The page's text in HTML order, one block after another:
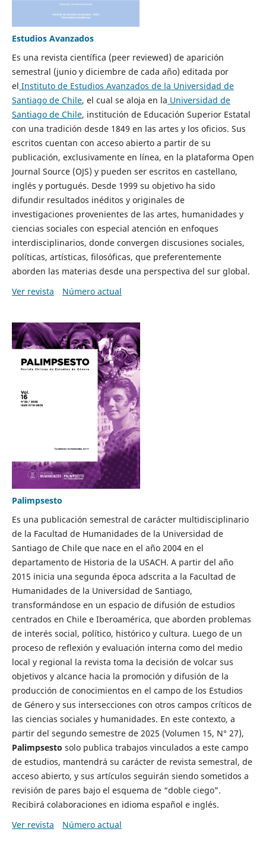
Estudios Avanzados
Es una revista científica (peer reviewed) de aparición
semestral (junio y diciembre de cada año) editada por
el Instituto de Estudios Avanzados de la Universidad de
Santiago de Chile, el cual se aloja en la Universidad de
Santiago de Chile, institución de Educación Superior Estatal
con una tradición desde 1849 en las artes y los oficios. Sus
escritos cuentan con acceso abierto a partir de su
publicación, exclusivamente en línea, en la plataforma Open
Journal Source (OJS) y pueden ser escritos en castellano,
inglés y portugués. Desde 1999 su objetivo ha sido
difundir resultados inéditos y originales de
investigaciones provenientes de las artes, humanidades y
ciencias sociales con especial atención en enfoques
interdisciplinarios, donde convergen discusiones sociales,
políticas, artísticas, filosóficas, que preferentemente
aborden las materias desde una perspectiva del sur global.
Ver revista
Número actual
Palimpsesto
Es una publicación semestral de carácter multidisciplinario
de la Facultad de Humanidades de la Universidad de
Santiago de Chile que nace en el año 2004 en el
departamento de Historia de la USACH. A partir del año
2015 inicia una segunda época adscrita a la Facultad de
Humanidades de la Universidad de Santiago,
transformándose en un espacio de difusión de estudios
centrados en Chile e Iberoamérica, que aborden problemas
de interés social, político, histórico y cultura. Luego de un
proceso de reflexión y evaluación interna como del medio
local y regional la revista toma la decisión de volcar sus
objetivos y alcance hacia la promoción y difusión de la
producción de conocimientos en el campo de los Estudios
de Género y sus intersecciones con otros campos críticos de
las ciencias sociales y humanidades. En este contexto, a
partir del segundo semestre de 2025 (Volumen 15, N° 27),
Palimpsesto solo publica trabajos vinculados a este campo
de estudios, mantendrá su carácter de revista semestral, de
acceso abierto, y sus artículos seguirán siendo sometidos a
revisión de pares bajo el esquema de “doble ciego”.
Recibirá colaboraciones en idioma español e inglés.
Ver revista
Número actual